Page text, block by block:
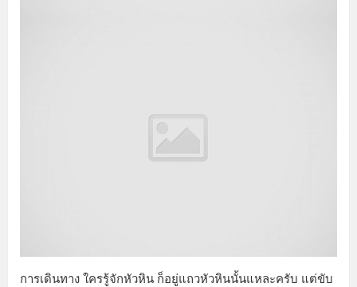
การเดินทาง ใครรู้จักหัวหิน ก็อยู่แถวหัวหินนั้นแหละครับ แต่ขับ